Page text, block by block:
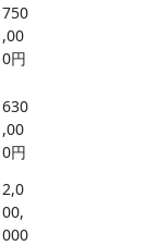
750
,00
0円
630
,00
0円
2,0
00,
000